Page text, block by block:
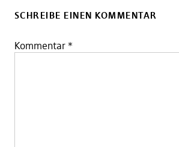
SCHREIBE EINEN KOMMENTAR
Kommentar *